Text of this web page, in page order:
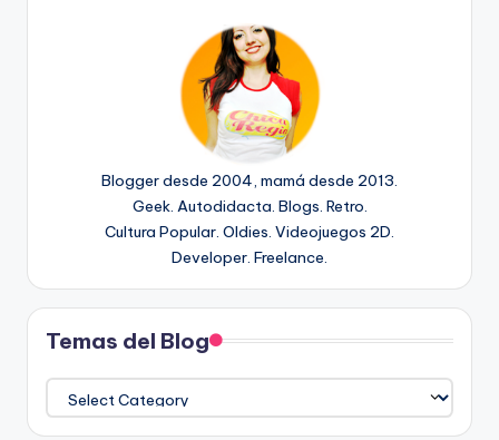
Blogger desde 2004, mamá desde 2013.
Geek. Autodidacta. Blogs. Retro.
Cultura Popular. Oldies. Videojuegos 2D.
Developer. Freelance.
Temas del Blog
Temas
del